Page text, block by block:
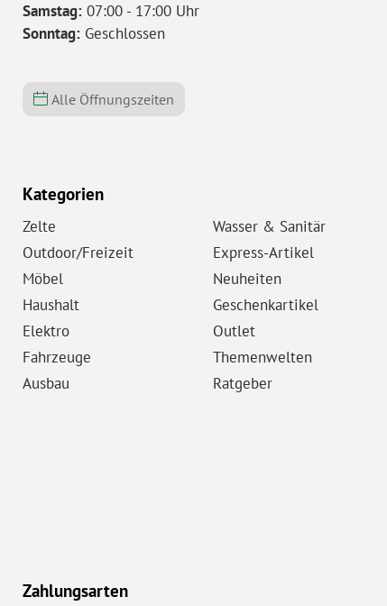
Samstag: 07:00 - 17:00 Uhr
Sonntag: Geschlossen
Alle Öffnungszeiten
Kategorien
Zelte
Outdoor/Freizeit
Möbel
Haushalt
Elektro
Fahrzeuge
Ausbau
Wasser & Sanitär
Express-Artikel
Neuheiten
Geschenkartikel
Outlet
Themenwelten
Ratgeber
Zahlungsarten